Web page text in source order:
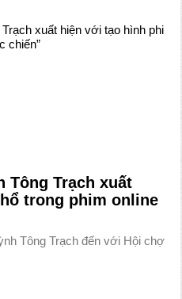
Tông Trạch xuất
trong phim online
Tông Trạch đến với Hội chợ